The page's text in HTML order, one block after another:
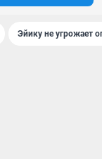
Эйику не угрожает